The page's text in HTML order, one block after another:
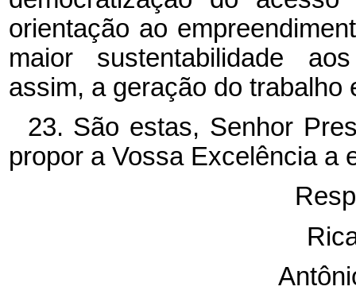
orientação ao
maior sustentabilidade
assim, a geração do trabalho
23. São estas, Senhor
propor a Vossa Excelência a